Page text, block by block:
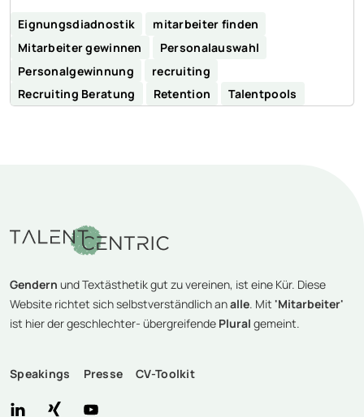
Eignungsdiadnostik
mitarbeiter finden
Mitarbeiter gewinnen
Personalauswahl
Personalgewinnung
recruiting
Recruiting Beratung
Retention Talentpools
Gendern und Textästhetik gut zu vereinen, ist eine Kür. Diese
Website richtet sich selbstverständlich analle. Mit 'Mitarbeiter'
ist hier der geschlechter- übergreifende Plural gemeint.
Speakings Presse CV-Toolkit